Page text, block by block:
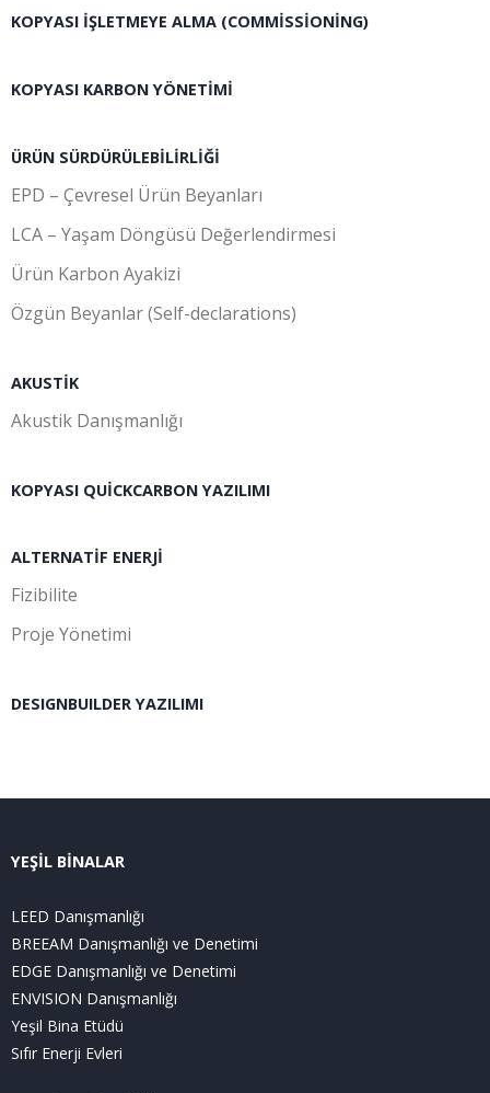
KOPYASI İŞLETMEYE ALMA (COMMISSIONING)
KOPYASI KARBON YÖNETIMI
ÜRÜN SÜRDÜRÜLEBILIRLIĞI
EPD – Çevresel Ürün Beyanları
LCA – Yaşam Döngüsü Değerlendirmesi
Ürün Karbon Ayakizi
Özgün Beyanlar (Self-declarations)
AKUSTIK
Akustik Danışmanlığı
KOPYASI QUICKCARBON YAZILIMI
ALTERNATIF ENERJI
Fizibilite
Proje Yönetimi
DESIGNBUILDER YAZILIMI
YEŞİL BİNALAR
LEED Danışmanlığı
BREEAM Danışmanlığı ve Denetimi
EDGE Danışmanlığı ve Denetimi
ENVISION Danışmanlığı
Yeşil Bina Etüdü
Sıfır Enerji Evleri